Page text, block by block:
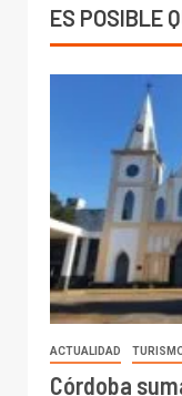
ES POSIBLE
ACTUALIDAD
Córdoba